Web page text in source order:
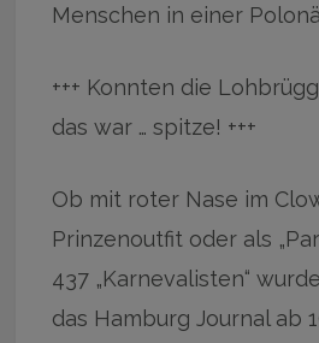
Menschen in einer
+++ Konnten die
das war … spitze! +++
Ob mit roter Nase im
Prinzenoutfit oder als
437 „Karnevalisten“
das Hamburg Journal ab